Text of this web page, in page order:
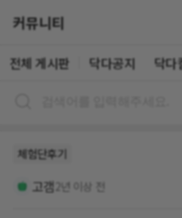
커뮤니티
전체 게시판 닥다공지 닥다
체험단후기
고갬2년 이상 전